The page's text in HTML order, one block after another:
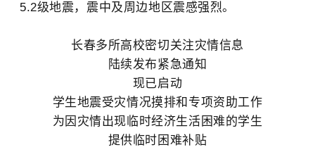
5.2级地震，震中及周边地区震感强烈。
长春多所高校密切关注灾情信息
陆续发布紧急通知
现已启动
学生地震受灾情况摸排和 专项资助工作
为因灾情出现临时经济生活困难的学生
提供临时困难补贴